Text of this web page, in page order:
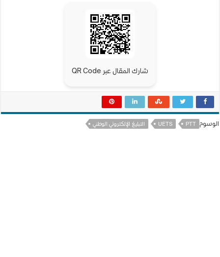
شارك المقال عبر QR Code
الوسوم PTT
UETS التبليغ الإلكتروني الوطني